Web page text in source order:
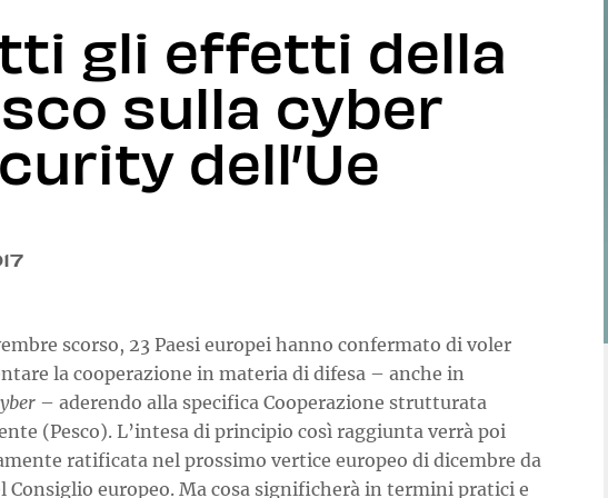
gli effetti della
sulla cyber
dell’Ue
scorso, 23 Paesi europei hanno confermato di voler
la cooperazione in materia di difesa – anche in
– aderendo alla specifica Cooperazione strutturata
(Pesco). L’intesa di principio così raggiunta verrà poi
ratificata nel prossimo vertice europeo di dicembre da
Consiglio europeo. Ma cosa significherà in termini pratici e